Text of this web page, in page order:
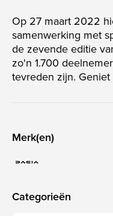
Op 27 maart 2022
samenwerking met
de zevende editie
zo'n 1.700
tevreden zijn.
Merk(en)
Categorieën